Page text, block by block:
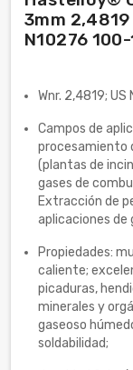
3mm
N10276
Wnr. 2,4819;
Campos de
procesamiento
(plantas de
gases de
Extracción de
aplicaciones de
Propiedades:
caliente;
picaduras,
minerales y
gaseoso
soldabilidad;